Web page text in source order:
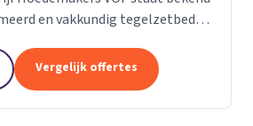
en vakkundig tegelzetbedrijf
Vergelijk offertes